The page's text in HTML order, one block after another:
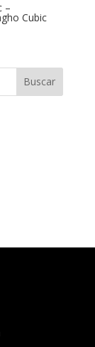
–
Cubic
Buscar